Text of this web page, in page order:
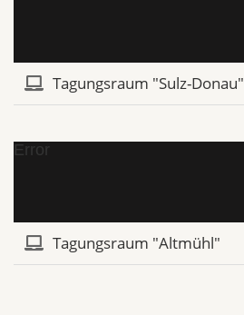
Tagungsraum "Sulz-Donau"
Error
Tagungsraum "Altmühl"